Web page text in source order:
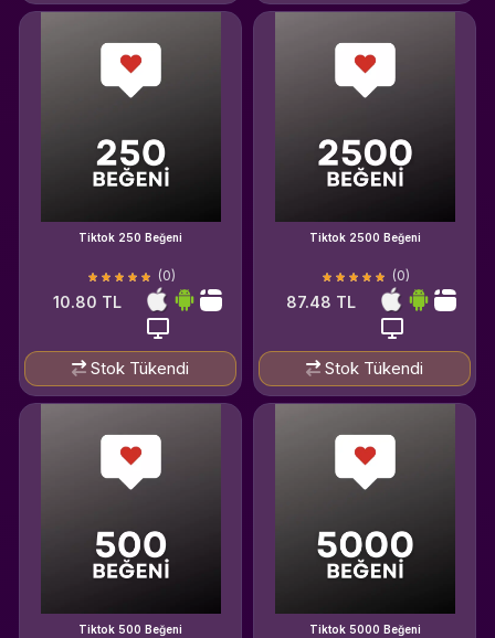
Tiktok 250 Beğeni
(0)
10.80 TL
Stok Tükendi
Tiktok 2500 Beğeni
(0)
87.48 TL
Stok Tükendi
Tiktok 500 Beğeni Tiktok 5000 Beğeni